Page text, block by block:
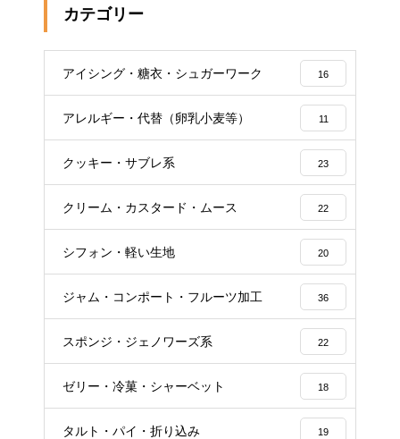
カテゴリー
アイシング・糖衣・シュガーワーク 16
アレルギー・代替（卵乳小麦等） 11
クッキー・サブレ系 23
クリーム・カスタード・ムース 22
シフォン・軽い生地 20
ジャム・コンポート・フルーツ加工 36
スポンジ・ジェノワーズ系 22
ゼリー・冷菓・シャーベット 18
タルト・パイ・折り込み 19